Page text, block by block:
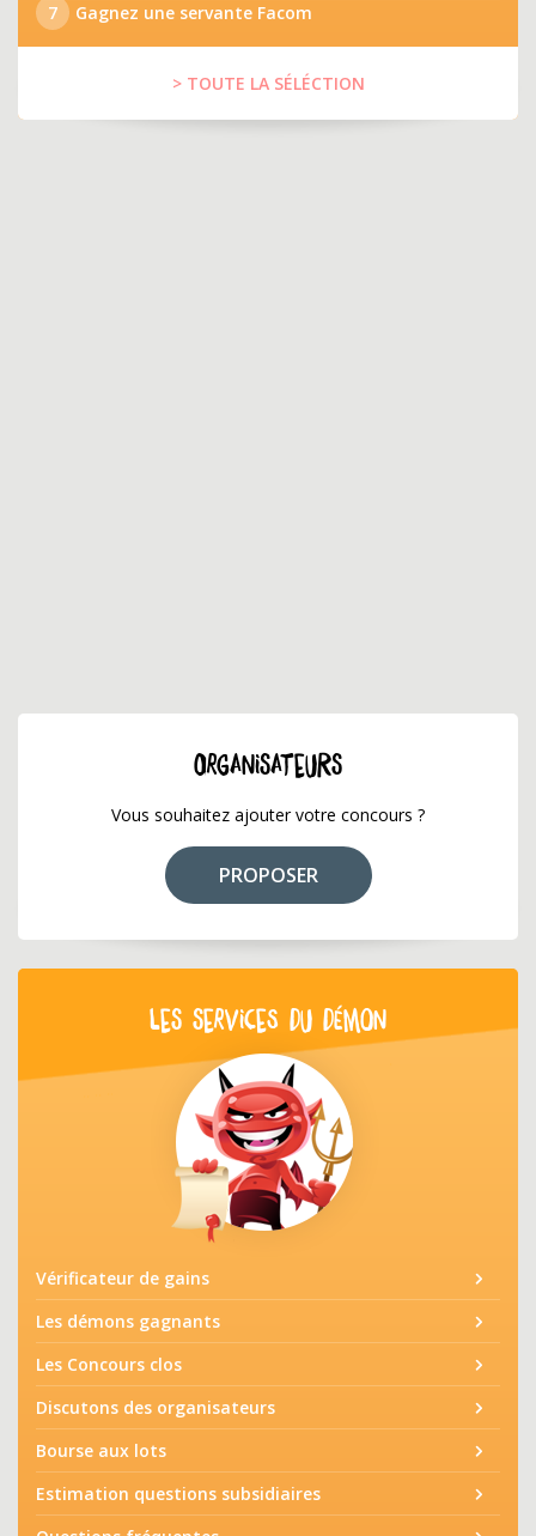
7
Gagnez une servante Facom
> TOUTE LA SÉLÉCTION
ORGANISATEURS
Vous souhaitez ajouter votre concours ?
PROPOSER
LES SERVICES DU DÉMON
Vérificateur de gains
Les démons gagnants
Les Concours clos
Discutons des organisateurs
Bourse aux lots
Estimation questions subsidiaires